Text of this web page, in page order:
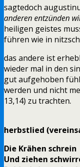
sagtedoch
anderen entzünden
heiligen geistes
führen wie in
das andere ist
wieder mal in den
gut aufgehoben
werden und nicht
13,14) zu trachten.
herbstlied
Die Krähen schrein
Und ziehen